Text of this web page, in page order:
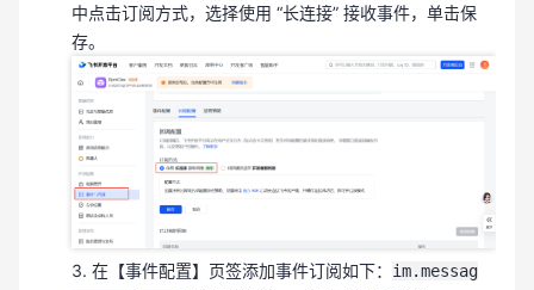
中点击订阅方式，选择使用 “长连接” 接收事件，单击保
存。
3. 在【事件配置】页签添加事件订阅如下： im.messag